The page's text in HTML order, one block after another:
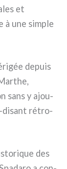
et
à une sim­ple
depuis
sans y ajou­
disant rétro­
des